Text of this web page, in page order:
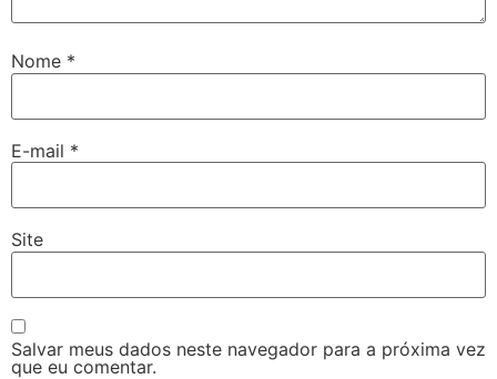
Nome *
E-mail *
Site
Salvar meus dados neste navegador para a próxima vez
que eu comentar.